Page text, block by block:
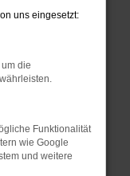
helfen
uns eingesetzt:
die
Funktionalität
wie Google
und weitere